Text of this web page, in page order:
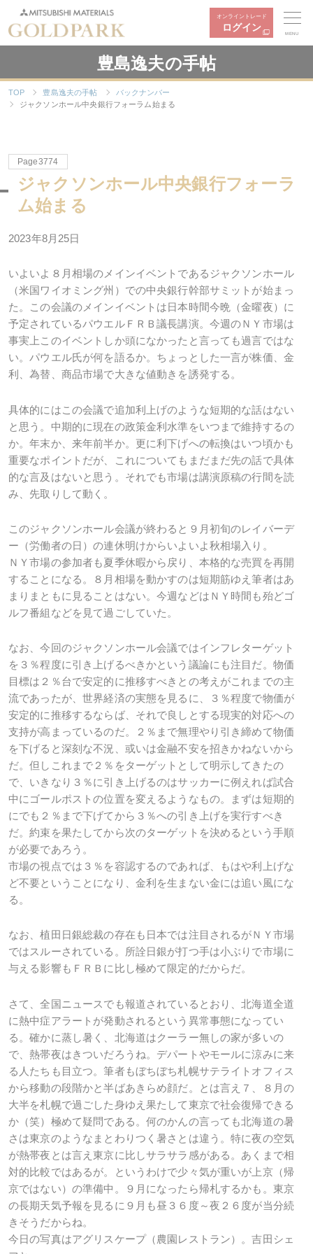
オンライントレード
ログイン
MENU
豊島逸夫の手帖
TOP 豊島逸夫の手帖
バックナンバー
ジャクソンホール中央銀行フォーラム始まる
Page3774
ジャクソンホール中央銀行フォーラ
ム始まる
2023年8月25日
いよいよ８月相場のメインイベントであるジャクソンホール
（米国ワイオミング州）での中央銀行幹部サミットが始まっ
た。この会議のメインイベントは日本時間今晩（金曜夜）に
予定されているパウエルＦＲＢ議長講演。今週のＮＹ市場は
事実上このイベントしか頭になかったと言っても過言ではな
い。パウエル氏が何を語るか。ちょっとした一言が株価、金
利、為替、商品市場で大きな値動きを誘発する。
具体的にはこの会議で追加利上げのような短期的な話はない
と思う。中期的に現在の政策金利水準をいつまで維持するの
か。年末か、来年前半か。更に利下げへの転換はいつ頃かも
重要なポイントだが、これについてもまだまだ先の話で具体
的な言及はないと思う。それでも市場は講演原稿の行間を読
み、先取りして動く。
このジャクソンホール会議が終わると９月初旬のレイバーデ
ー（労働者の日）の連休明けからいよいよ秋相場入り。
ＮＹ市場の参加者も夏季休暇から戻り、本格的な売買を再開
することになる。８月相場を動かすのは短期筋ゆえ筆者はあ
まりまともに見ることはない。今週などはＮＹ時間も殆どゴ
ルフ番組などを見て過ごしていた。
なお、今回のジャクソンホール会議ではインフレターゲット
を３％程度に引き上げるべきかという議論にも注目だ。物価
目標は２％台で安定的に推移すべきとの考えがこれまでの主
流であったが、世界経済の実態を見るに、３％程度で物価が
安定的に推移するならば、それで良しとする現実的対応への
支持が高まっているのだ。２％まで無理やり引き締めて物価
を下げると深刻な不況、或いは金融不安を招きかねないから
だ。但しこれまで２％をターゲットとして明示してきたの
で、いきなり３％に引き上げるのはサッカーに例えれば試合
中にゴールポストの位置を変えるようなもの。まずは短期的
にでも２％まで下げてから３％への引き上げを実行すべき
だ。約束を果たしてから次のターゲットを決めるという手順
が必要であろう。
市場の視点では３％を容認するのであれば、もはや利上げな
ど不要ということになり、金利を生まない金には追い風にな
る。
なお、植田日銀総裁の存在も日本では注目されるがＮＹ市場
ではスルーされている。所詮日銀が打つ手は小ぶりで市場に
与える影響もＦＲＢに比し極めて限定的だからだ。
さて、全国ニュースでも報道されているとおり、北海道全道
に熱中症アラートが発動されるという異常事態になってい
る。確かに蒸し暑く、北海道はクーラー無しの家が多いの
で、熱帯夜はきついだろうね。デパートやモールに涼みに来
る人たちも目立つ。筆者もぼちぼち札幌サテライトオフィス
から移動の段階かと半ばあきらめ顔だ。とは言え７、８月の
大半を札幌で過ごした身ゆえ果たして東京で社会復帰できる
か（笑）極めて疑問である。何のかんの言っても北海道の暑
さは東京のようなまとわりつく暑さとは違う。特に夜の空気
が熱帯夜とは言え東京に比しサラサラ感がある。あくまで相
対的比較ではあるが。というわけで少々気が重いが上京（帰
京ではない）の準備中。９月になったら帰札するかも。東京
の長期天気予報を見るに９月も昼３６度～夜２６度が当分続
きそうだからね。
今日の写真はアグリスケープ（農園レストラン）。吉田シェ